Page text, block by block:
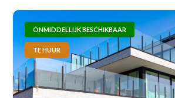
ONMIDDELLIJK BESCHIKBAAR
TE HUUR